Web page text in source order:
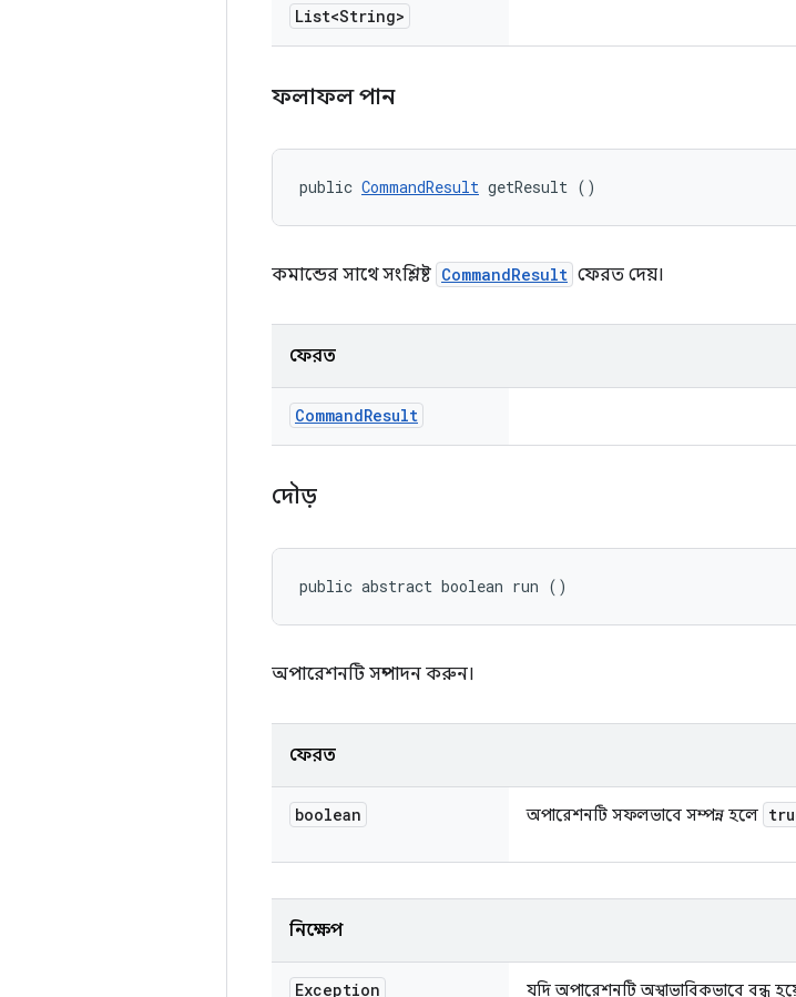
List<String>
ফলাফল পান
public CommandResult getResult ()
কমান্ডের সাথে সংশ্লিষ্ট CommandResult ফেরত দেয়।
ফেরত
CommandResult
দৌড়
public abstract boolean run ()
অপারেশনটি সম্পাদন করুন।
ফেরত
boolean অপারেশনটি সফলভাবে সম্পন্ন হলে
নিক্ষেপ
Exception যদি অপারেশনটি অস্বাভাবিকভাবে বন্ধ